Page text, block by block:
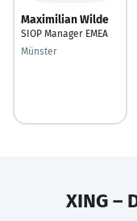
Maximilian Wilde
SIOP Manager EMEA
Münster
XING –